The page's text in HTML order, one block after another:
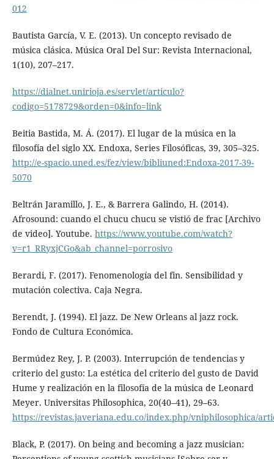
012
Bautista García, V. E. (2013). Un concepto revisado de
música clásica. Música Oral Del Sur: Revista Internacional,
1(10), 207–217.
https://dialnet.unirioja.es/servlet/articulo?
codigo=5178729&orden=0&info=link
Beitia Bastida, M. Á. (2017). El lugar de la música en la
filosofía del siglo XX. Endoxa, Series Filosóficas, 39, 305–325.
http://e-spacio.uned.es/fez/view/bibliuned:Endoxa-2017-39-
5070
Beltrán Jaramillo, J. E., & Barrera Galindo, H. (2014).
Afrosound: cuando el chucu chucu se vistió de frac [Archivo
de video]. Youtube. https://www.youtube.com/watch?
v=r1_RRyxjCGo&ab_channel=porrosivo
Berardi, F. (2017). Fenomenología del fin. Sensibilidad y
mutación colectiva. Caja Negra.
Berendt, J. (1994). El jazz. De New Orleans al jazz rock.
Fondo de Cultura Económica.
Bermúdez Rey, J. P. (2003). Interrupción de tendencias y
criterio del gusto: La estética del criterio del gusto de David
Hume y realización en la filosofía de la música de Leonard
Meyer. Universitas Philosophica, 20(40–41), 29–63.
https://revistas.javeriana.edu.co/index.php/vniphilosophica/
Black, P. (2017). On being and becoming a jazz musician: